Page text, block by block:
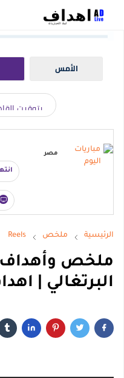
الأمس
مصر
الرئيسية ملخص Reels
البرتغالي |